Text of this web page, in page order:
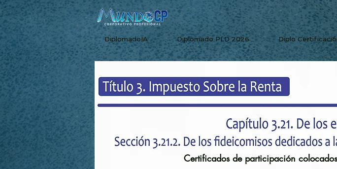
DiplomadoIA Diplomado PLD 2026 Diplo
Certificados de participación